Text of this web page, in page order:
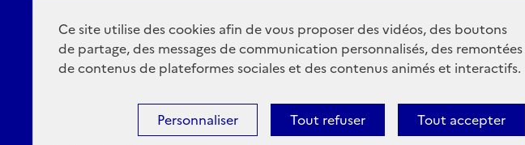
Ce site utilise des cookies afin de vous proposer des vidéos, des boutons
de partage, des messages de communication personnalisés, des remontées
de contenus de plateformes sociales et des contenus animés et interactifs.
Tout accepter
Tout refuser
Personnaliser